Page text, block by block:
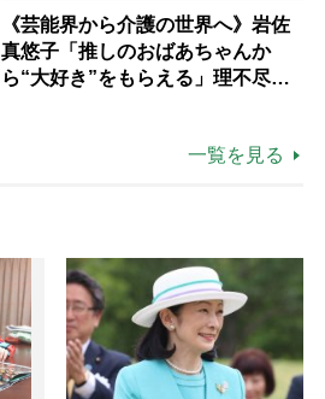
《芸能界から介護の世界へ》岩佐
真悠子「推しのおばあちゃんか
ら“大好き”をもらえる」理不尽さ
一覧を見る